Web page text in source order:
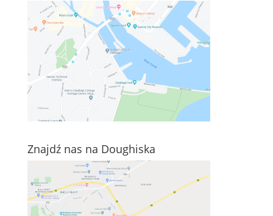
Znajdź nas na Doughiska